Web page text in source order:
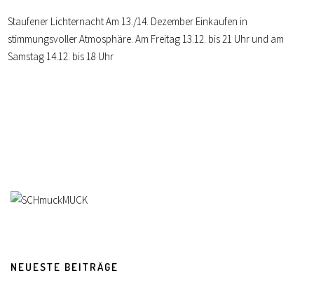
Staufener Lichternacht Am 13./14. Dezember Einkaufen in
stimmungsvoller Atmosphäre. Am Freitag 13.12. bis 21 Uhr und am
Samstag 14.12. bis 18 Uhr
NEUESTE BEITRÄGE